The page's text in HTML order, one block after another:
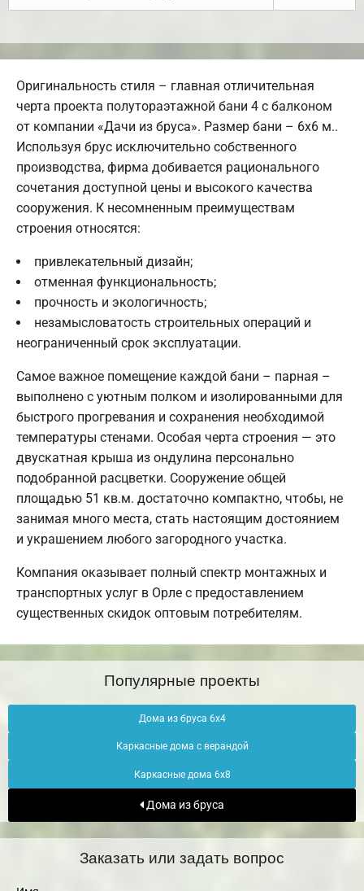
Оригинальность стиля – главная отличительная
черта проекта полутораэтажной бани 4 с балконом
от компании «Дачи из бруса». Размер бани – 6х6 м..
Используя брус исключительно собственного
производства, фирма добивается рационального
сочетания доступной цены и высокого качества
сооружения. К несомненным преимуществам
строения относятся:
привлекательный дизайн;
отменная функциональность;
прочность и экологичность;
незамысловатость строительных операций и
неограниченный срок эксплуатации.
Самое важное помещение каждой бани – парная –
выполнено с уютным полком и изолированными для
быстрого прогревания и сохранения необходимой
температуры стенами. Особая черта строения — это
двускатная крыша из ондулина персонально
подобранной расцветки. Сооружение общей
площадью 51 кв.м. достаточно компактно, чтобы, не
занимая много места, стать настоящим достоянием
и украшением любого загородного участка.
Компания оказывает полный спектр монтажных и
транспортных услуг в Орле с предоставлением
существенных скидок оптовым потребителям.
Популярные проекты
Дома из бруса 6х4
Каркасные дома с верандой
Каркасные дома 6х8
Дома из бруса
Заказать или задать вопрос